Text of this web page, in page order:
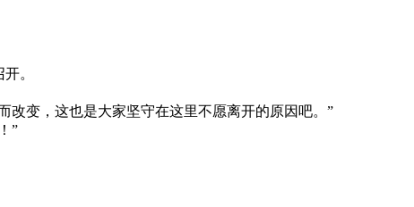
。
变，这也是大家坚守在这里不愿离开的原因吧。”
”